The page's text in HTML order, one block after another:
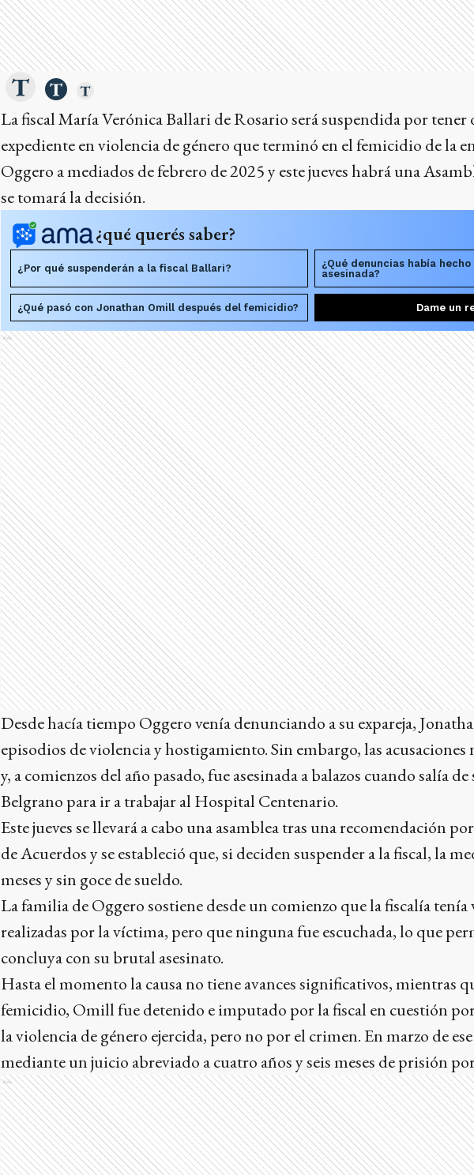
La fiscal María Verónica Ballari de Rosario será suspendida por tener
expediente en violencia de género que terminó en el femicidio de la
Oggero a mediados de febrero de 2025 y este jueves habrá una
se tomará la decisión.
¿qué querés saber?
¿Por qué suspenderán a la fiscal Ballari?
¿Qué denuncias había
asesinada?
¿Qué pasó con Jonathan Omill después del femicidio? Dame un
Ads
Desde hacía tiempo Oggero venía denunciando a su expareja,
episodios de violencia y hostigamiento. Sin embargo, las acusaciones
y, a comienzos del año pasado, fue asesinada a balazos cuando salía
Belgrano para ir a trabajar al Hospital Centenario.
Este jueves se llevará a cabo una asamblea tras una recomendación
de Acuerdos y se estableció que, si deciden suspender a la fiscal, la
meses y sin goce de sueldo.
La familia de Oggero sostiene desde un comienzo que la fiscalía tenía
realizadas por la víctima, pero que ninguna fue escuchada, lo que
concluya con su brutal asesinato.
Hasta el momento la causa no tiene avances significativos, mientras
femicidio, Omill fue detenido e imputado por la fiscal en cuestión
la violencia de género ejercida, pero no por el crimen. En marzo de
mediante un juicio abreviado a cuatro años y seis meses de prisión
Ads